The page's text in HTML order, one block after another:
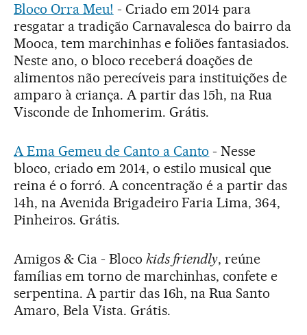
Bloco Orra Meu! - Criado em 2014 para
resgatar a tradição Carnavalesca do bairro da
Mooca, tem marchinhas e foliões fantasiados.
Neste ano, o bloco receberá doações de
alimentos não perecíveis para instituições de
amparo à criança. A partir das 15h, na Rua
Visconde de Inhomerim. Grátis.
A Ema Gemeu de Canto a Canto - Nesse
bloco, criado em 2014, o estilo musical que
reina é o forró. A concentração é a partir das
14h, na Avenida Brigadeiro Faria Lima, 364,
Pinheiros. Grátis.
Amigos & Cia - Bloco kids friendly, reúne
famílias em torno de marchinhas, confete e
serpentina. A partir das 16h, na Rua Santo
Amaro, Bela Vista. Grátis.